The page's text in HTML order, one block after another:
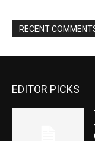
RECENT
EDITOR PICKS